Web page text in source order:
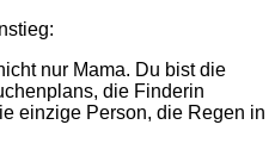
nur Mama. Du bist die
die Finderin
einzige Person, die Regen in